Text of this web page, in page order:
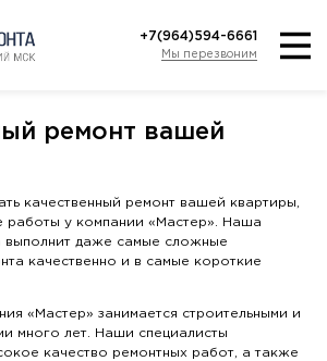
+7(964)594-6661
Мы перезвоним
ремонт вашей
качественный ремонт вашей квартиры,
работы у компании «Мастер». Наша
выполнит даже самые сложные
качественно и в самые короткие
«Мастер» занимается строительными и
много лет. Наши специалисты
качество ремонтных работ, а также